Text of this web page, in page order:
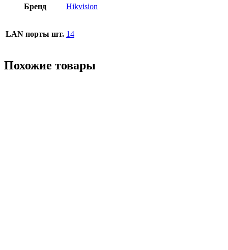
Бренд Hikvision
LAN порты шт. 14
Похожие товары